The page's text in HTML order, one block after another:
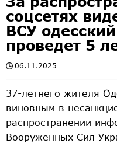
соцсетях
ВСУ
проведет 5
06.11.2025
37-летнего жителя
виновным в
распространении
Вооруженных Сил